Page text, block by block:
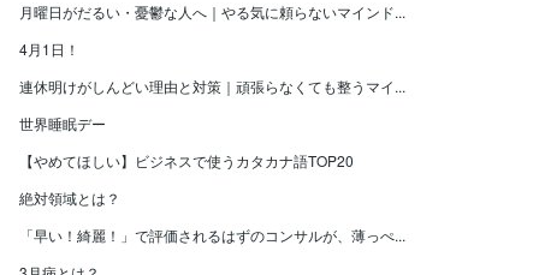
月曜日がだるい・憂鬱な人へ｜やる気に頼らないマインド...
4月1日！
連休明けがしんどい理由と対策｜頑張らなくても整うマイ...
世界睡眠デー
【やめてほしい】ビジネスで使うカタカナ語TOP20
絶対領域とは？
「早い！綺麗！」で評価されるはずのコンサルが、薄っぺ...